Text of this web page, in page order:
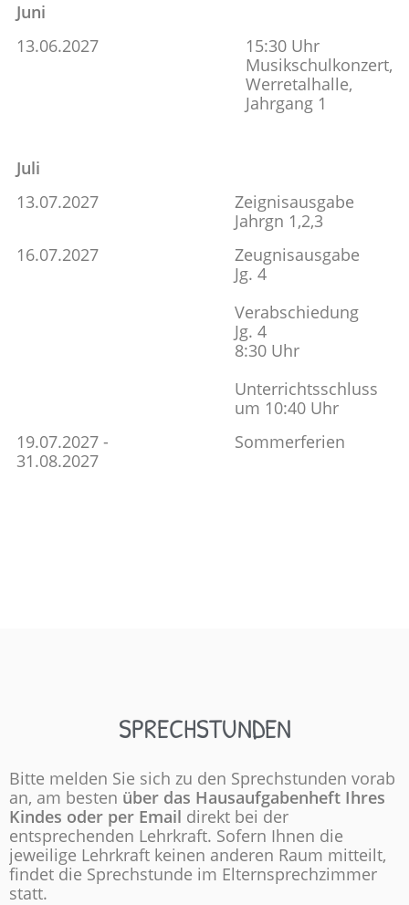
Juni
13.06.2027
15:30 Uhr
Musikschulkonzert,
Werretalhalle,
Jahrgang 1
Juli
13.07.2027
Zeignisausgabe
Jahrgn 1,2,3
16.07.2027
Zeugnisausgabe
Jg. 4
Verabschiedung
Jg. 4
8:30 Uhr
Unterrichtsschluss
um 10:40 Uhr
19.07.2027 -
31.08.2027
Sommerferien
SPRECHSTUNDEN
Bitte melden Sie sich zu den Sprechstunden vorab
an, am besten über das Hausaufgabenheft Ihres
Kindes oder per Email direkt bei der
entsprechenden Lehrkraft. Sofern Ihnen die
jeweilige Lehrkraft keinen anderen Raum mitteilt,
findet die Sprechstunde im Elternsprechzimmer
statt.